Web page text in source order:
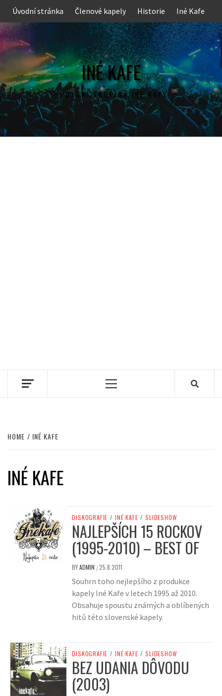
content
Úvodní stránka Členové kapely Historie Iné Kafe
INÉ KAFE
HUDEBNÍ SKUPINA INÉ KAFE
Primary
HOME INÉ KAFE
INÉ KAFE
DISKOGRAFIE / INÉ KAFE / SLIDESHOW
NAJLEPŠÍCH 15 ROCKOV
(1995-2010) – BEST OF
BYADMIN /25.8.2011
Souhrn toho nejlepšího z produkce
kapely Iné Kafe v letech 1995 až 2010.
Obsahuje spoustu známých a oblíbených
hitů této slovenské kapely.
DISKOGRAFIE / INÉ KAFE / SLIDESHOW
BEZ UDANIA DÔVODU
(2003)